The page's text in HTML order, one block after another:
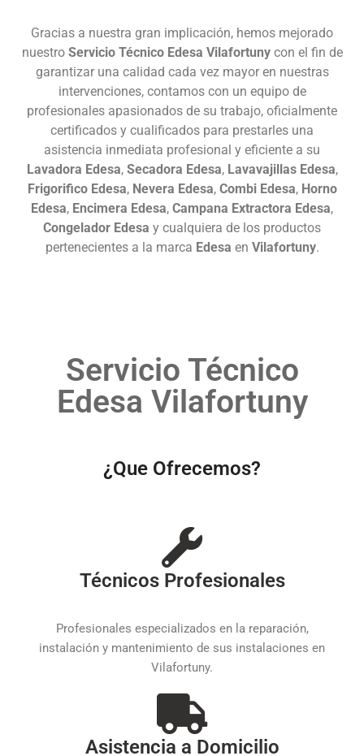
Gracias a nuestra gran implicación, hemos mejorado
nuestro Servicio Técnico Edesa Vilafortuny con el fin de
garantizar una calidad cada vez mayor en nuestras
intervenciones, contamos con un equipo de
profesionales apasionados de su trabajo, oficialmente
certificados y cualificados para prestarles una
asistencia inmediata profesional y eficiente a su
Lavadora Edesa, Secadora Edesa, Lavavajillas Edesa,
Frigorifico Edesa, Nevera Edesa, Combi Edesa, Horno
Edesa, Encimera Edesa, Campana Extractora Edesa,
Congelador Edesa y cualquiera de los productos
pertenecientes a la marca Edesa en Vilafortuny.
Servicio Técnico
Edesa Vilafortuny
¿Que Ofrecemos?
Técnicos Profesionales
Profesionales especializados en la reparación,
instalación y mantenimiento de sus instalaciones en
Vilafortuny.
Asistencia a Domicilio